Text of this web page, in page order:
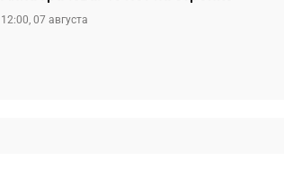
12:00, 07 августа